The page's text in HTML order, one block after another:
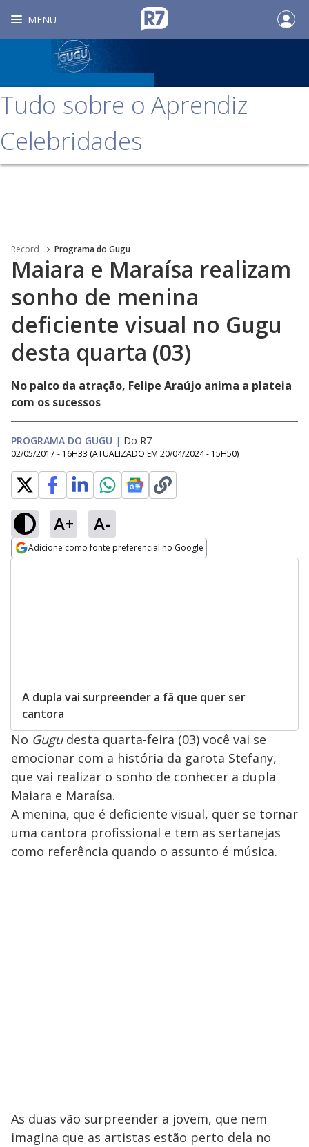
MENU
Tudo sobre o Aprendiz
Celebridades
Record Programa do Gugu
Maiara e Maraísa realizam
sonho de menina
deficiente visual no Gugu
desta quarta (03)
No palco da atração, Felipe Araújo anima a plateia
com os sucessos
PROGRAMA DO GUGU | Do R7
02/05/2017 - 16H33 (ATUALIZADO EM 20/04/2024 - 15H50)
A+ A-
Adicione como fonte preferencial no Google
A dupla vai surpreender a fã que quer ser
cantora
No Gugudesta quarta-feira (03) você vai se
emocionar com a história da garota Stefany,
que vai realizar o sonho de conhecer a dupla
Maiara e Maraísa.
A menina, que é deficiente visual, quer se tornar
uma cantora profissional e tem as sertanejas
como referência quando o assunto é música.
As duas vão surpreender a jovem, que nem
imagina que as artistas estão perto dela no